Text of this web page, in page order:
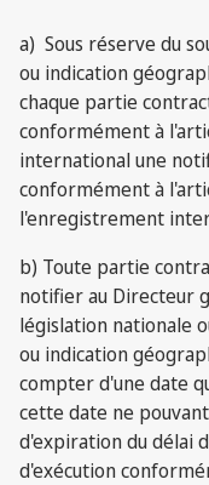
a) Sous réserve du
ou indication
chaque partie
conformément à
international une
conformément à
l'enregistrement
b) Toute partie
notifier au Directeur
législation nationale
ou indication
compter d'une date
cette date ne
d'expiration du délai
d'exécution